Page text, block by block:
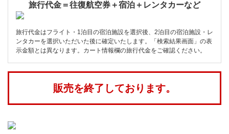
旅行代金＝往復航空券＋宿泊＋レンタカーなど
旅行代金はフライト・1泊目の宿泊施設を選択後、2泊目の宿泊施設・レ
ンタカーを選択いただいた後に確定いたします。「検索結果画面」の表
示金額とは異なります。カート情報欄の旅行代金をご確認ください。
販売を終了しております。